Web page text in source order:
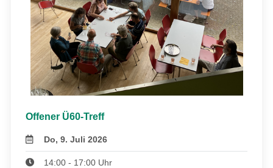
Offener Ü60-Treff
Do, 9. Juli 2026
14:00 - 17:00 Uhr